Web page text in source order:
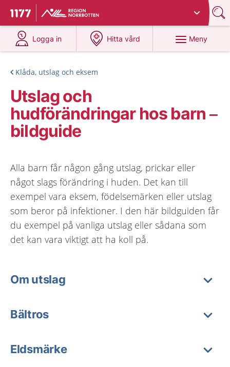
Till startsidan för 1177
Du har valt region
Logga in
på 1177.se
Hitta vård
på 1177.se
Meny
Klåda, utslag och eksem
Utslag och
hudförändringar hos barn –
bildguide
Alla barn får någon gång utslag, prickar eller
något slags förändring i huden. Det kan till
exempel vara eksem, födelsemärken eller utslag
som beror på infektioner. I den här bildguiden får
du exempel på vanliga utslag eller sådana som
det kan vara viktigt att ha koll på.
Om utslag
Bältros
Eldsmärke